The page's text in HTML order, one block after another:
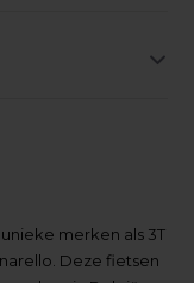
merken als 3T
Deze fietsen